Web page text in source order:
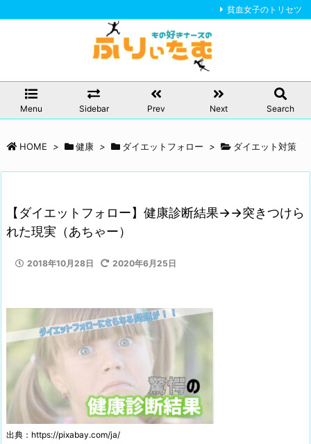
Menu Sidebar Prev Next Search
貧血女子のトリセツ
HOME > 健康 > ダイエットフォロー > ダイエット対策
【ダイエットフォロー】健康診断結果→→突きつけら
れた現実（あちゃー）
2018年10月28日 2020年6月25日
出典：https://pixabay.com/ja/